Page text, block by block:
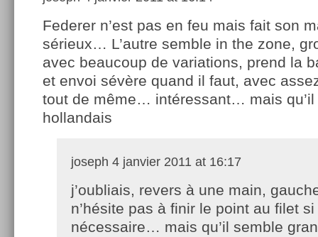
Federer n’est pas en feu mais fait son
sérieux… L’autre semble in the zone,
avec beaucoup de variations, prend la
et envoi sévère quand il faut, avec
tout de même… intéressant… mais qu’il
hollandais
joseph 4 janvier 2011 at 16:17
j’oubliais, revers à une main,
n’hésite pas à finir le point au filet si
nécessaire… mais qu’il semble